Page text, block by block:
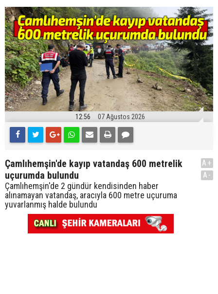
12:56 07 Ağustos 2026
Çamlıhemşin'de kayıp vatandaş 600 metrelik
uçurumda bulundu
Çamlıhemşin'de 2 gündür kendisinden haber
alınamayan vatandaş, aracıyla 600 metre uçuruma
yuvarlanmış halde bulundu
A+
A-